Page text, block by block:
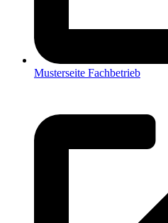
Musterseite Fachbetrieb